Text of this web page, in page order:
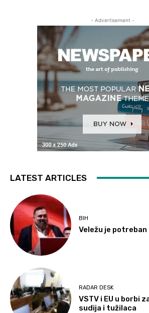
- Advertisement -
LATEST ARTICLES
BIH
Veležu je potreban
RADAR DESK
VSTV i EU u borbi
sudija i tužilaca